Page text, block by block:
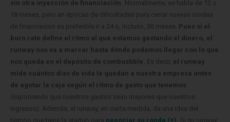
sin otra inyección de financiación. Normalmente, se habla de 12 o
18 meses, pero en épocas de dificultades para cerrar nuevas rondas
de financiación es preferible ir a 24 o, incluso, 36 meses. Pues si el
burn rate define el ritmo al que estamos gastando el dinero, el
runway nos va a marcar hasta dónde podemos llegar con lo que
nos queda en el depósito de combustible. Es decir, el runway
mide cuántos días de vida le quedan a nuestra empresa antes
de agotar la caja según el ritmo de gasto que tenemos
(suponiendo que nuestros gastos sean mayores que nuestros
ingresos). Además, el runway, en cierta medida, da una idea del
tiempo que tiene la startup para negociar su ronda (+). Si su runway